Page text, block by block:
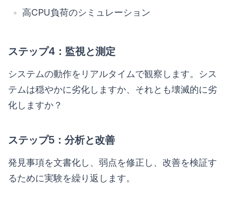
高CPU負荷のシミュレーション
ステップ4：監視と測定
システムの動作をリアルタイムで観察します。シス
テムは穏やかに劣化しますか、それとも壊滅的に劣
化しますか？
ステップ5：分析と改善
発見事項を文書化し、弱点を修正し、改善を検証す
るために実験を繰り返します。